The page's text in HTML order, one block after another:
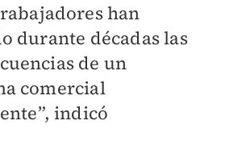
han
durante décadas las
de un
comercial
indicó